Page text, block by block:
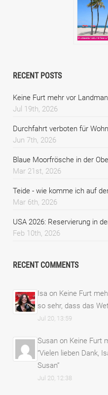
RECENT POSTS
Keine Furt mehr vor
Jul 19th, 2026
Durchfahrt verboten für
Jun 7th, 2026
Blaue Moorfrösche in der
Mar 21st, 2026
Teide - wie komme ich auf
Mar 6th, 2026
USA 2026: Reservierung in
Feb 10th, 2026
RECENT COMMENTS
Isa on Keine Furt
so sehr, dass das
Jul 20, 13:59
Susan on Keine Furt
“Vielen lieben Dank,
Susan”
Jul 20, 12:38